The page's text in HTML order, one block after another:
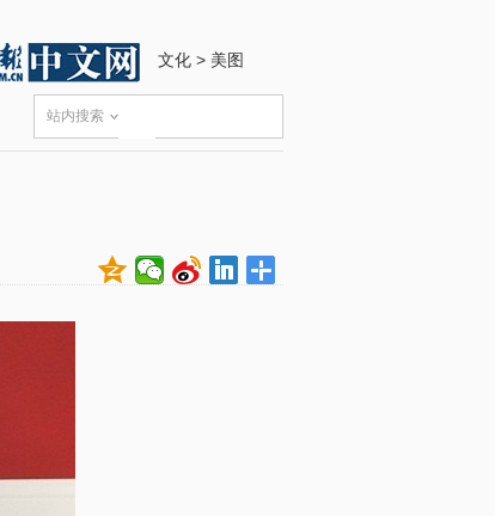
文化 > 美图
站内搜索